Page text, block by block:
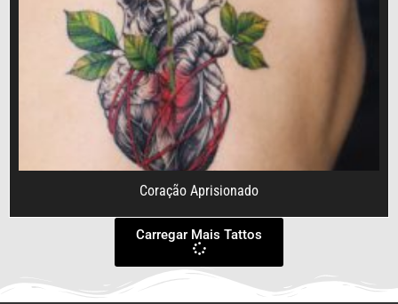
Coração Aprisionado
Carregar Mais Tattos